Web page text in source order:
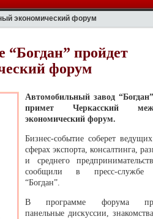
экономический форум
“Богдан” пройдет
форум
Автомобильный завод
примет Черкасский
экономический форум.
Бизнес-событие соберет
сферах экспорта, консалтинга,
и среднего
сообщили в пресс-службе
“Богдан”.
В программе форума
панельные дискуссии,